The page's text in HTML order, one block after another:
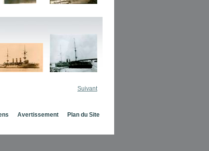
Suivant
Avertissement Plan du Site